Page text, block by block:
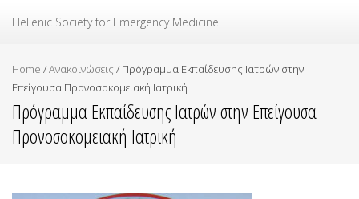
Ελληνική Εταιρεία Επείγουσας Ιατρικής
Hellenic Society for Emergency Medicine
Home /Ανακοινώσεις / Πρόγραμμα Εκπαίδευσης Ιατρών στην
Επείγουσα Προνοσοκομειακή Ιατρική
Πρόγραμμα Εκπαίδευσης Ιατρών στην Επείγουσα
Προνοσοκομειακή Ιατρική